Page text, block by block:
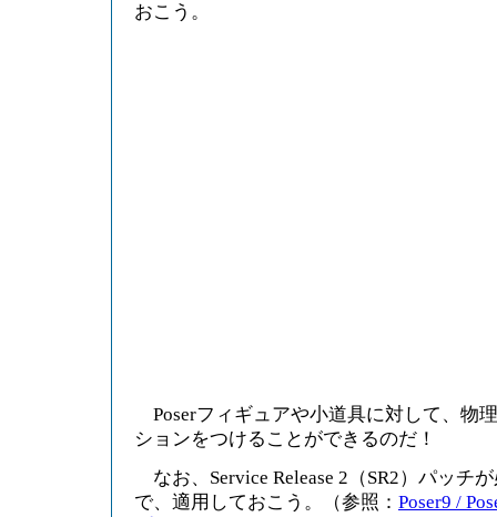
おこう。
Poserフィギュアや小道具に対して、物
ションをつけることができるのだ！
なお、Service Release 2（SR2）パッチ
で、適用しておこう。（参照： Poser9 /